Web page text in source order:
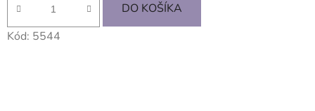
DO KOŠÍKA
Kód: 5544